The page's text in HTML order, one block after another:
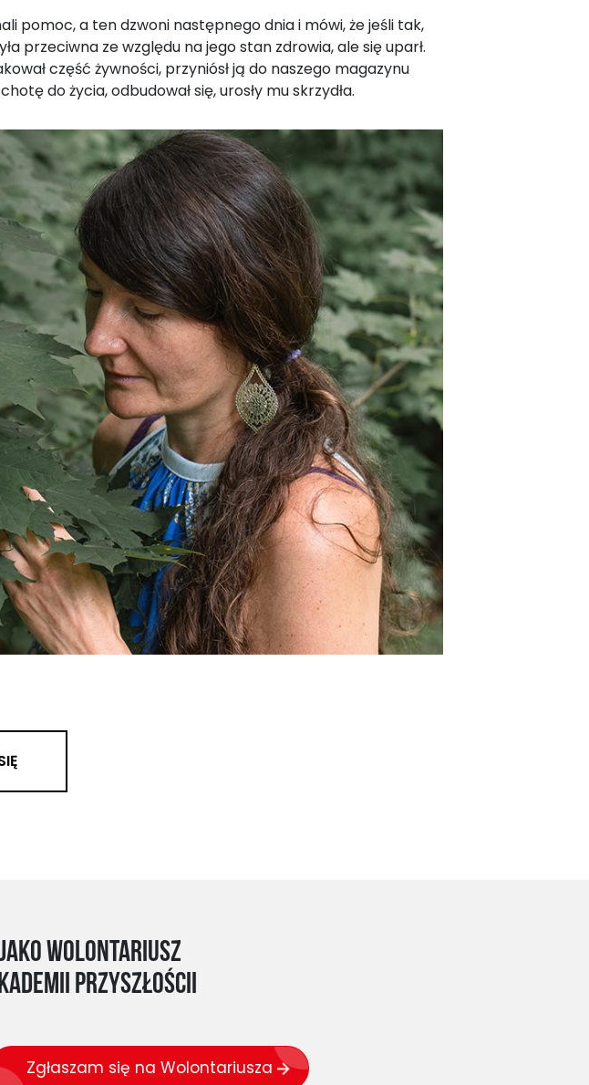
pomoc, a ten dzwoni następnego dnia i mówi, że jeśli tak,
przeciwna ze względu na jego stan zdrowia, ale się uparł.
część żywności, przyniósł ją do naszego magazynu
do życia, odbudował się, urosły mu skrzydła.
jako Wolontariusz
Przyszłościi
Zgłaszam się na Wolontariusza